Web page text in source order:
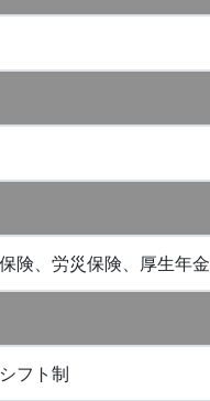
険、労災保険、厚生年金
フト制